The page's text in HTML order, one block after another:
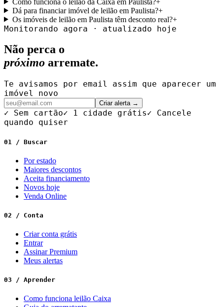
Dá para financiar imóvel de leilão em Paulista?+
Os imóveis de leilão em Paulista têm desconto real?+
Monitorando agora · atualizado hoje
Não perca o
próximo arremate.
Te avisamos por email assim que aparecer um
imóvel novo
Criar alerta →
✓ Sem cartão✓ 1 cidade grátis✓ Cancele
quando quiser
01 / Buscar
Por estado
Maiores descontos
Aceita financiamento
Novos hoje
Venda Online
02 / Conta
Criar conta grátis
Entrar
Assinar Premium
Meus alertas
03 / Aprender
Como funciona leilão Caixa